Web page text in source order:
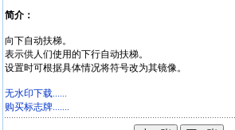
简介：
向下自动扶梯。
表示供人们使用的下行自动扶梯。
设置时可根据具体情况将符号改为其镜像。
无水印下载......
购买标志牌.......